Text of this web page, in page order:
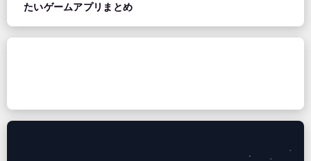
たいゲームアプリまとめ